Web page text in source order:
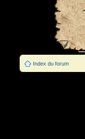
Index du forum